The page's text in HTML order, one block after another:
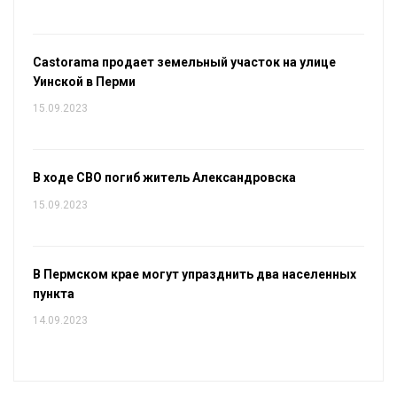
Castorama продает земельный участок на улице
Уинской в Перми
15.09.2023
В ходе СВО погиб житель Александровска
15.09.2023
В Пермском крае могут упразднить два населенных
пункта
14.09.2023